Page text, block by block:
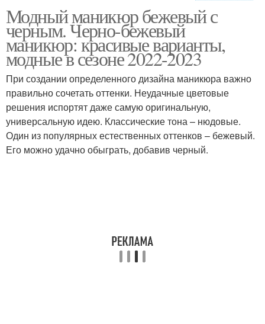
Розовые ногти
Маникюр на коротких
ногтях
Маникюр со стразами
Ногти для бордового
маникюра
Длинные ногти Дизайн со стразами
Модный маникюр бежевый с
черным. Черно-бежевый
маникюр: красивые варианты,
модные в сезоне 2022-2023
При создании определенного дизайна маникюра важно
правильно сочетать оттенки. Неудачные цветовые
решения испортят даже самую оригинальную,
универсальную идею. Классические тона – нюдовые.
Один из популярных естественных оттенков – бежевый.
Его можно удачно обыграть, добавив черный.